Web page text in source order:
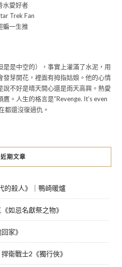
水愛好者
Trek Fan
蝙一生推
是是中空的），事實上灌滿了水泥，用
發芽開花，裡面有拇指姑娘。他的心情
不好是晴天開心還是雨天高興。熱愛
。人生的格言是”Revenge. It’s even
都還沒復過仇。
近期文章
的殺人》｜鴨崎暖爐
如忌名獻祭之物》
家》
衛戰士2《獨行俠》